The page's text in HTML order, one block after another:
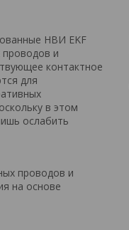
НВИ EKF
проводов и
контактное
для
в этом
ослабить
проводов и
на основе